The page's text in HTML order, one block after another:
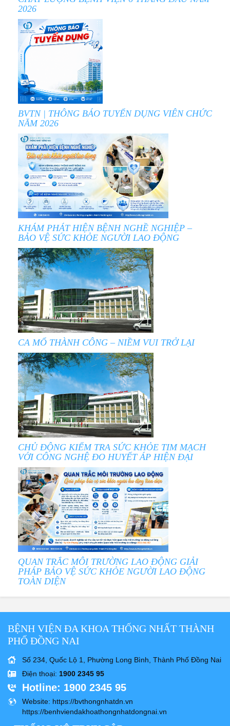
2026
BVTN | THÔNG BÁO TUYỂN DỤNG VIÊN CHỨC
NĂM 2026
KHÁM PHÁT HIỆN BỆNH NGHỀ NGHIỆP –
BẢO VỆ SỨC KHỎE NGƯỜI LAO ĐỘNG
CA MỔ THÀNH CÔNG – NIỀM VUI TRỞ LẠI
CHỦ ĐỘNG KIỂM TRA SỨC KHỎE TIM MẠCH
VỚI CÔNG NGHỆ ĐO HUYẾT ÁP HIỆN ĐẠI
QUAN TRẮC MÔI TRƯỜNG LAO ĐỘNG GIẢI
PHÁP BẢO VỆ SỨC KHỎE NGƯỜI LAO ĐỘNG
TOÀN DIỆN
BỆNH VIỆN ĐA KHOA THỐNG NHẤT THÀNH
PHỐ ĐỒNG NAI
Số 234, Quốc Lộ 1, Phường Long Bình, Thành Phố Đồng Nai
Điện thoại: 1900 2345 95
Hotline: 1900 2345 95
Website: https://bvthongnhatdn.vn
https://benhviendakhoathongnhatdongnai.vn